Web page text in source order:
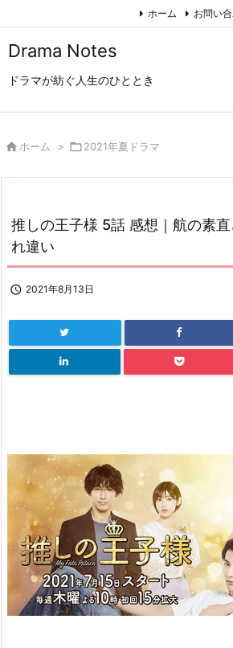
Drama Notes
ドラマが紡ぐ人生のひととき
ホーム お問い
 ホーム > 2021年夏ドラマ
推しの王子様 5話 感想｜航の素
れ違い
 2021年8月13日